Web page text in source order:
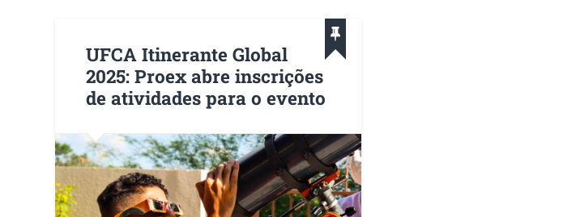
UFCA Itinerante Global
2025: Proex abre inscrições
de atividades para o evento